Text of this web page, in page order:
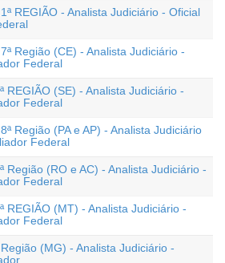
REGIÃO - Analista Judiciário - Oficial
Região (CE) - Analista Judiciário -
Federal
REGIÃO (SE) - Analista Judiciário -
Federal
Região (PA e AP) - Analista Judiciário
Federal
Região (RO e AC) - Analista Judiciário -
Federal
REGIÃO (MT) - Analista Judiciário -
Federal
(MG) - Analista Judiciário -